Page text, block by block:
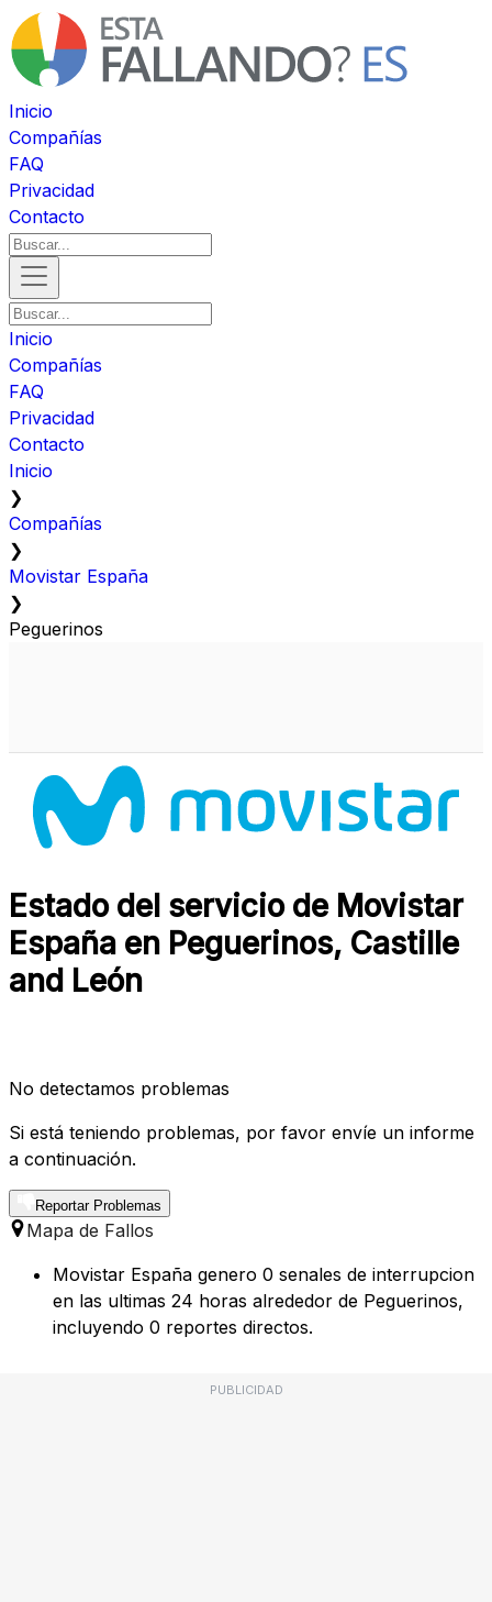
Inicio
Compañías
FAQ
Privacidad
Contacto
Inicio
Compañías
FAQ
Privacidad
Contacto
Inicio
❯
Compañías
❯
Movistar España
❯
Peguerinos
Estado del servicio de Movistar
España en Peguerinos, Castille
and León
No detectamos problemas
Si está teniendo problemas, por favor envíe un informe
a continuación.
Reportar Problemas
Mapa de Fallos
Movistar España genero 0 senales de interrupcion
en las ultimas 24 horas alrededor de Peguerinos,
incluyendo 0 reportes directos.
PUBLICIDAD